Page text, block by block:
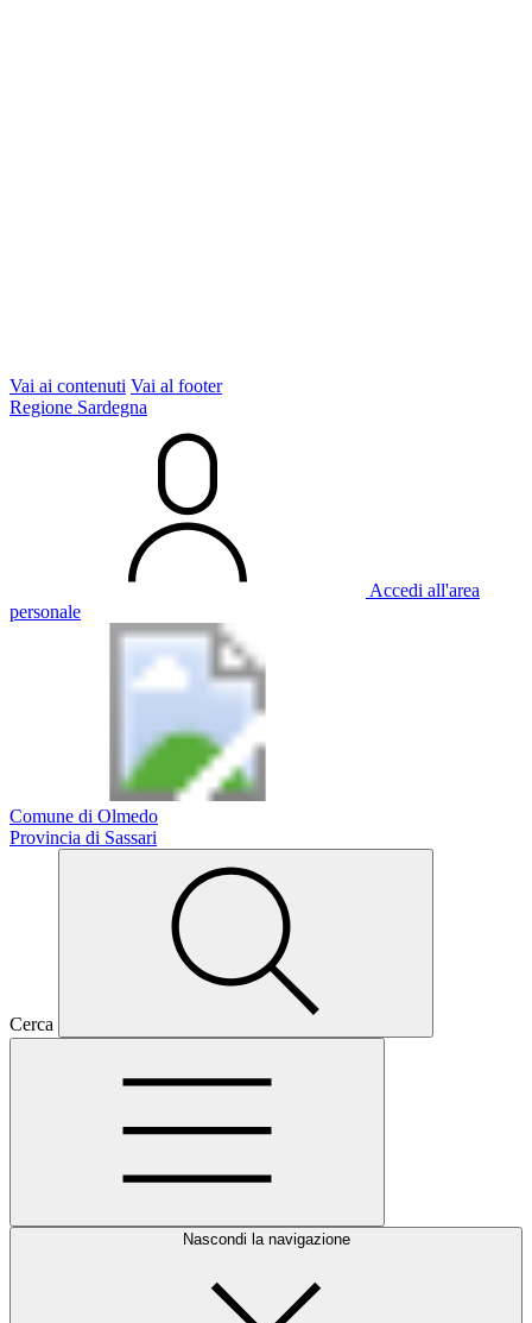
Vai ai contenuti Vai al footer
Regione Sardegna
Accedi all'area
personale
Comune di Olmedo
Provincia di Sassari
Cerca
Nascondi la navigazione